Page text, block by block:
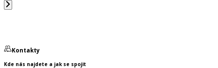
Kontakty
Kde nás najdete a jak se spojit